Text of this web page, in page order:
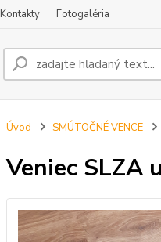
Kontakty Fotogaléria
Úvod SMÚTOČNÉ VENCE
Veniec SLZA